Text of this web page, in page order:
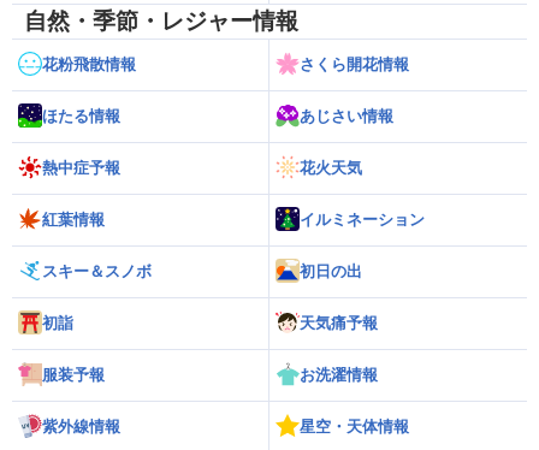
自然・季節・レジャー情報
花粉飛散情報 さくら開花情報
ほたる情報 あじさい情報
熱中症予報 花火天気
紅葉情報 イルミネーション
スキー＆スノボ 初日の出
初詣 天気痛予報
服装予報 お洗濯情報
紫外線情報 星空・天体情報